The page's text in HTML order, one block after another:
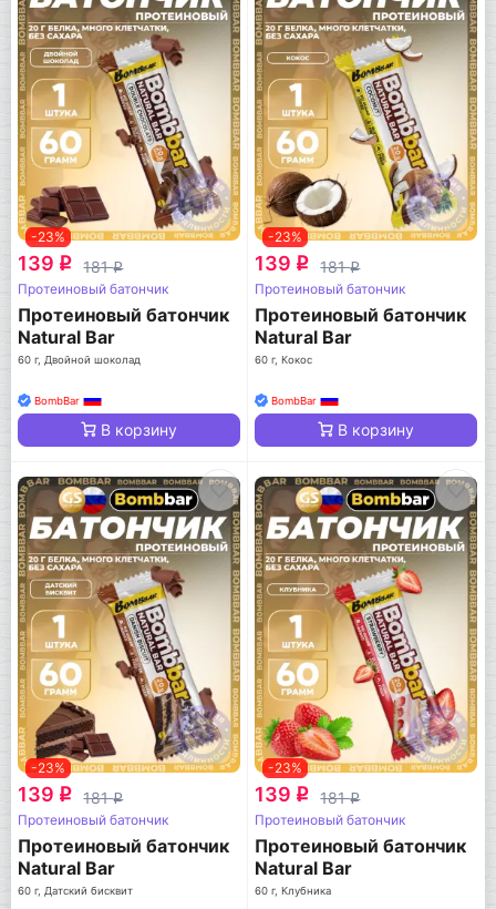
-23%
139 q 181q
Протеиновый батончик
Протеиновый батончик
Natural Bar
60 г, Двойной шоколад
BombBar
В корзину
-23%
139 q 181q
Протеиновый батончик
Протеиновый батончик
Natural Bar
60 г, Кокос
BombBar
В корзину
-23%
139 q 181q
Протеиновый батончик
Протеиновый батончик
Natural Bar
60 г, Датский бисквит
-23%
139 q 181q
Протеиновый батончик
Протеиновый батончик
Natural Bar
60 г, Клубника